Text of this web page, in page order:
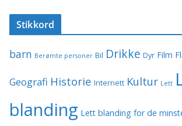
Stikkord
barn Berømte personer Bil Drikke Dyr Film
Geografi Historie Internett Kultur Lett
blanding Lett blanding for de